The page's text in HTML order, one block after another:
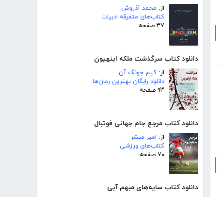
از: محمد آذروش
کتاب‌های متفرقه ادبیات
۳۷ صفحه
دانلود کتاب سرگذشت ملکه اینهیون
از: کیم جونگ آن
دانلود رایگان بهترین رمان‌ها
۹۳ صفحه
دانلود کتاب مرجع جام جهانی فوتبال
از: امیر مبشر
کتاب‌های ورزشی
۷۰ صفحه
دانلود کتاب سایه‌های مبهم آبی